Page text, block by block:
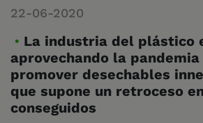
22-06-2020
La industria del plástico
aprovechando la
promover desechables
que supone un retroceso
conseguidos